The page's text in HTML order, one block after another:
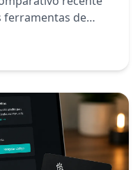
ferramentas de
ChatGPT, Gemini